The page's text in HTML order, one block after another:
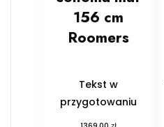
156 cm
Roomers
Tekst w
przygotowaniu